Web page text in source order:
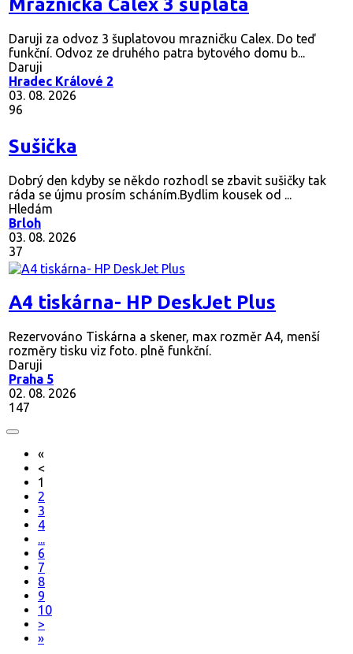
Mraznička Calex 3 šuplata
Daruji za odvoz 3 šuplatovou mrazničku Calex. Do teď
funkční. Odvoz ze druhého patra bytového domu b...
Daruji
Hradec Králové 2
03. 08. 2026
96
Sušička
Dobrý den kdyby se někdo rozhodl se zbavit sušičky tak
ráda se újmu prosím scháním.Bydlim kousek od ...
Hledám
Brloh
03. 08. 2026
37
A4 tiskárna- HP DeskJet Plus
Rezervováno Tiskárna a skener, max rozměr A4, menší
rozměry tisku viz foto. plně funkční.
Daruji
Praha 5
02. 08. 2026
147
«
<
1
2
3
4
...
6
7
8
9
10
>
»